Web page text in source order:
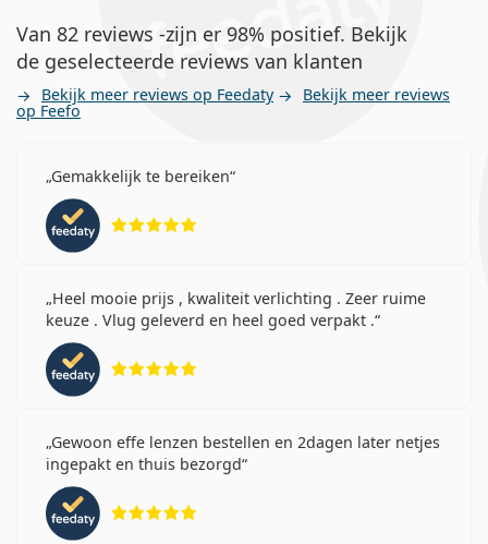
Van 82 reviews -zijn er 98% positief. Bekijk
de geselecteerde reviews van klanten
Bekijk meer reviews op Feedaty Bekijk meer reviews
op Feefo
Gemakkelijk te bereiken
Heel mooie prijs , kwaliteit verlichting . Zeer ruime
keuze . Vlug geleverd en heel goed verpakt .
Gewoon effe lenzen bestellen en 2dagen later netjes
ingepakt en thuis bezorgd